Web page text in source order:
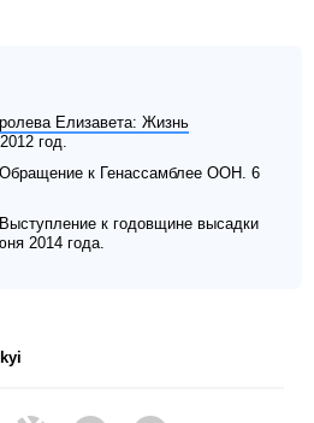
Елизавета: Жизнь
год.
к Генассамблее ООН. 6
к годовщине высадки
2014 года.